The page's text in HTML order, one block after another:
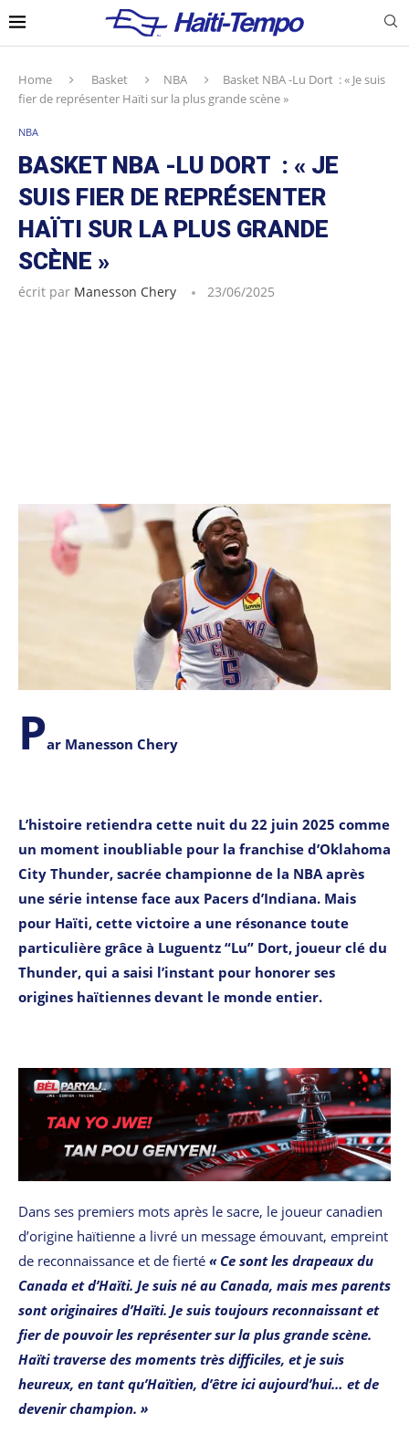
Home Basket NBA
Basket NBA -Lu Dort : « Je suis
fier de représenter Haïti sur la plus grande scène »
NBA
BASKET NBA -LU DORT : « JE
SUIS FIER DE REPRÉSENTER
HAÏTI SUR LA PLUS GRANDE
SCÈNE »
écrit par Manesson Chery 23/06/2025
Par Manesson Chery
L’histoire retiendra cette nuit du 22 juin 2025 comme
un moment inoubliable pour la franchise d’Oklahoma
City Thunder, sacrée championne de la NBA après
une série intense face aux Pacers d’Indiana. Mais
pour Haïti, cette victoire a une résonance toute
particulière grâce à Luguentz “Lu” Dort, joueur clé du
Thunder, qui a saisi l’instant pour honorer ses
origines haïtiennes devant le monde entier.
Dans ses premiers mots après le sacre, le joueur canadien
d’origine haïtienne a livré un message émouvant, empreint
de reconnaissance et de fierté « Ce sont les drapeaux du
Canada et d’Haïti. Je suis né au Canada, mais mes parents
sont originaires d’Haïti. Je suis toujours reconnaissant et
fier de pouvoir les représenter sur la plus grande scène.
Haïti traverse des moments très difficiles, et je suis
heureux, en tant qu’Haïtien, d’être ici aujourd’hui… et de
devenir champion. »